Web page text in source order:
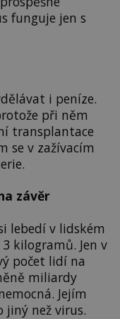
funguje jen s
i peníze.
při něm
transplantace
se v zažívacím
závěr
lebedí v lidském
kilogramů. Jen v
počet lidí na
miliardy
Jejím
než virus.